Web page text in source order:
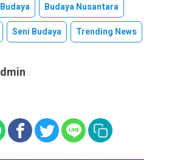
Budaya
Budaya Nusantara
Seni Budaya Trending News